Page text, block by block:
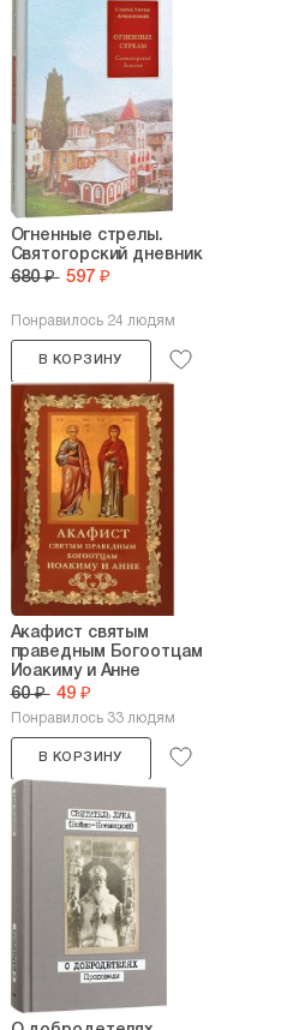
Огненные стрелы.
Святогорский дневник
680 ₽ 597 ₽
Понравилось 24 людям
В КОРЗИНУ
Акафист святым
праведным Богоотцам
Иоакиму и Анне
60 ₽ 49 ₽
Понравилось 33 людям
В КОРЗИНУ